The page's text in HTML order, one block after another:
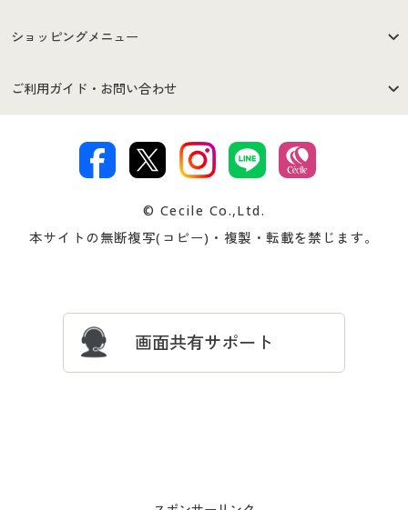
はじめての方へ
セシールご利用規約
著作権・商標について 会社案内
ショッピングメニュー
商品カテゴリ
プレゼント＆キャンペーン サイトマップ
ご利用ガイド・お問い合わせ
交換・返品は お支払は
ついて
忘れの場合
© Cecile Co.,Ltd.
本サイトの無断複写(コピー)・複製・転載を禁じます。
画面共有サポート